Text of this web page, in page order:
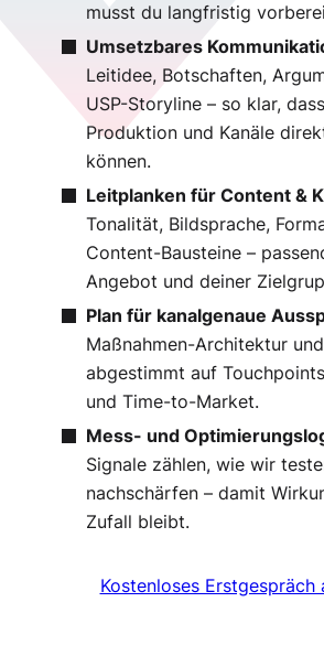
musst du langfristig
Umsetzbares
Leitidee, Botschaften,
USP-Storyline – so klar,
Produktion und Kanäle
können.
Leitplanken für Content &
Tonalität, Bildsprache,
Content-Bausteine –
Angebot und deiner
Plan für kanalgenaue
Maßnahmen-Architektur
abgestimmt auf
und Time-to-Market.
Mess- und
Signale zählen, wie wir
nachschärfen – damit
Zufall bleibt.
Kostenloses Erstgespräch